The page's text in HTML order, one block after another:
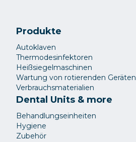
Produkte
Autoklaven
Thermodesinfektoren
Heißsiegelmaschinen
Wartung von rotierenden Geräten
Verbrauchsmaterialien
Dental Units & more
Behandlungseinheiten
Hygiene
Zubehör